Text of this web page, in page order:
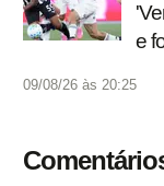
e
09/08/26 às 20:25